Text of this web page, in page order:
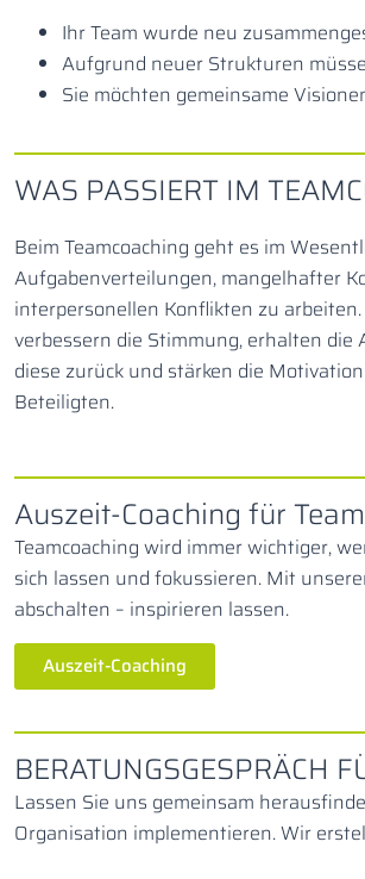
Ihr Team wurde neu
Aufgrund neuer Strukturen
Sie möchten gemeinsame
WAS PASSIERT IM
Beim Teamcoaching geht es im
Aufgabenverteilungen, mangelhafter
interpersonellen Konflikten zu
verbessern die Stimmung, erhalten
diese zurück und stärken die
Beteiligten.
Auszeit-Coaching für
Teamcoaching wird immer wichtiger,
sich lassen und fokussieren. Mit
abschalten – inspirieren lassen.
Auszeit-Coaching
BERATUNGSGESPRÄCH
Lassen Sie uns gemeinsam
Organisation implementieren. Wir